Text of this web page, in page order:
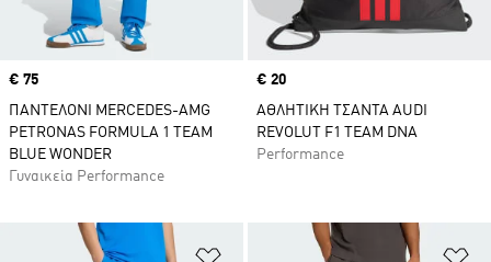
Price
€ 75
ΠΑΝΤΕΛΟΝΙ MERCEDES-AMG
PETRONAS FORMULA 1 TEAM
BLUE WONDER
Γυναικεία Performance
Price
€ 20
ΑΘΛΗΤΙΚΗ ΤΣΑΝΤΑ AUDI
REVOLUT F1 TEAM DNA
Performance
Προσθήκη στη Λίστα Επιθυμιών